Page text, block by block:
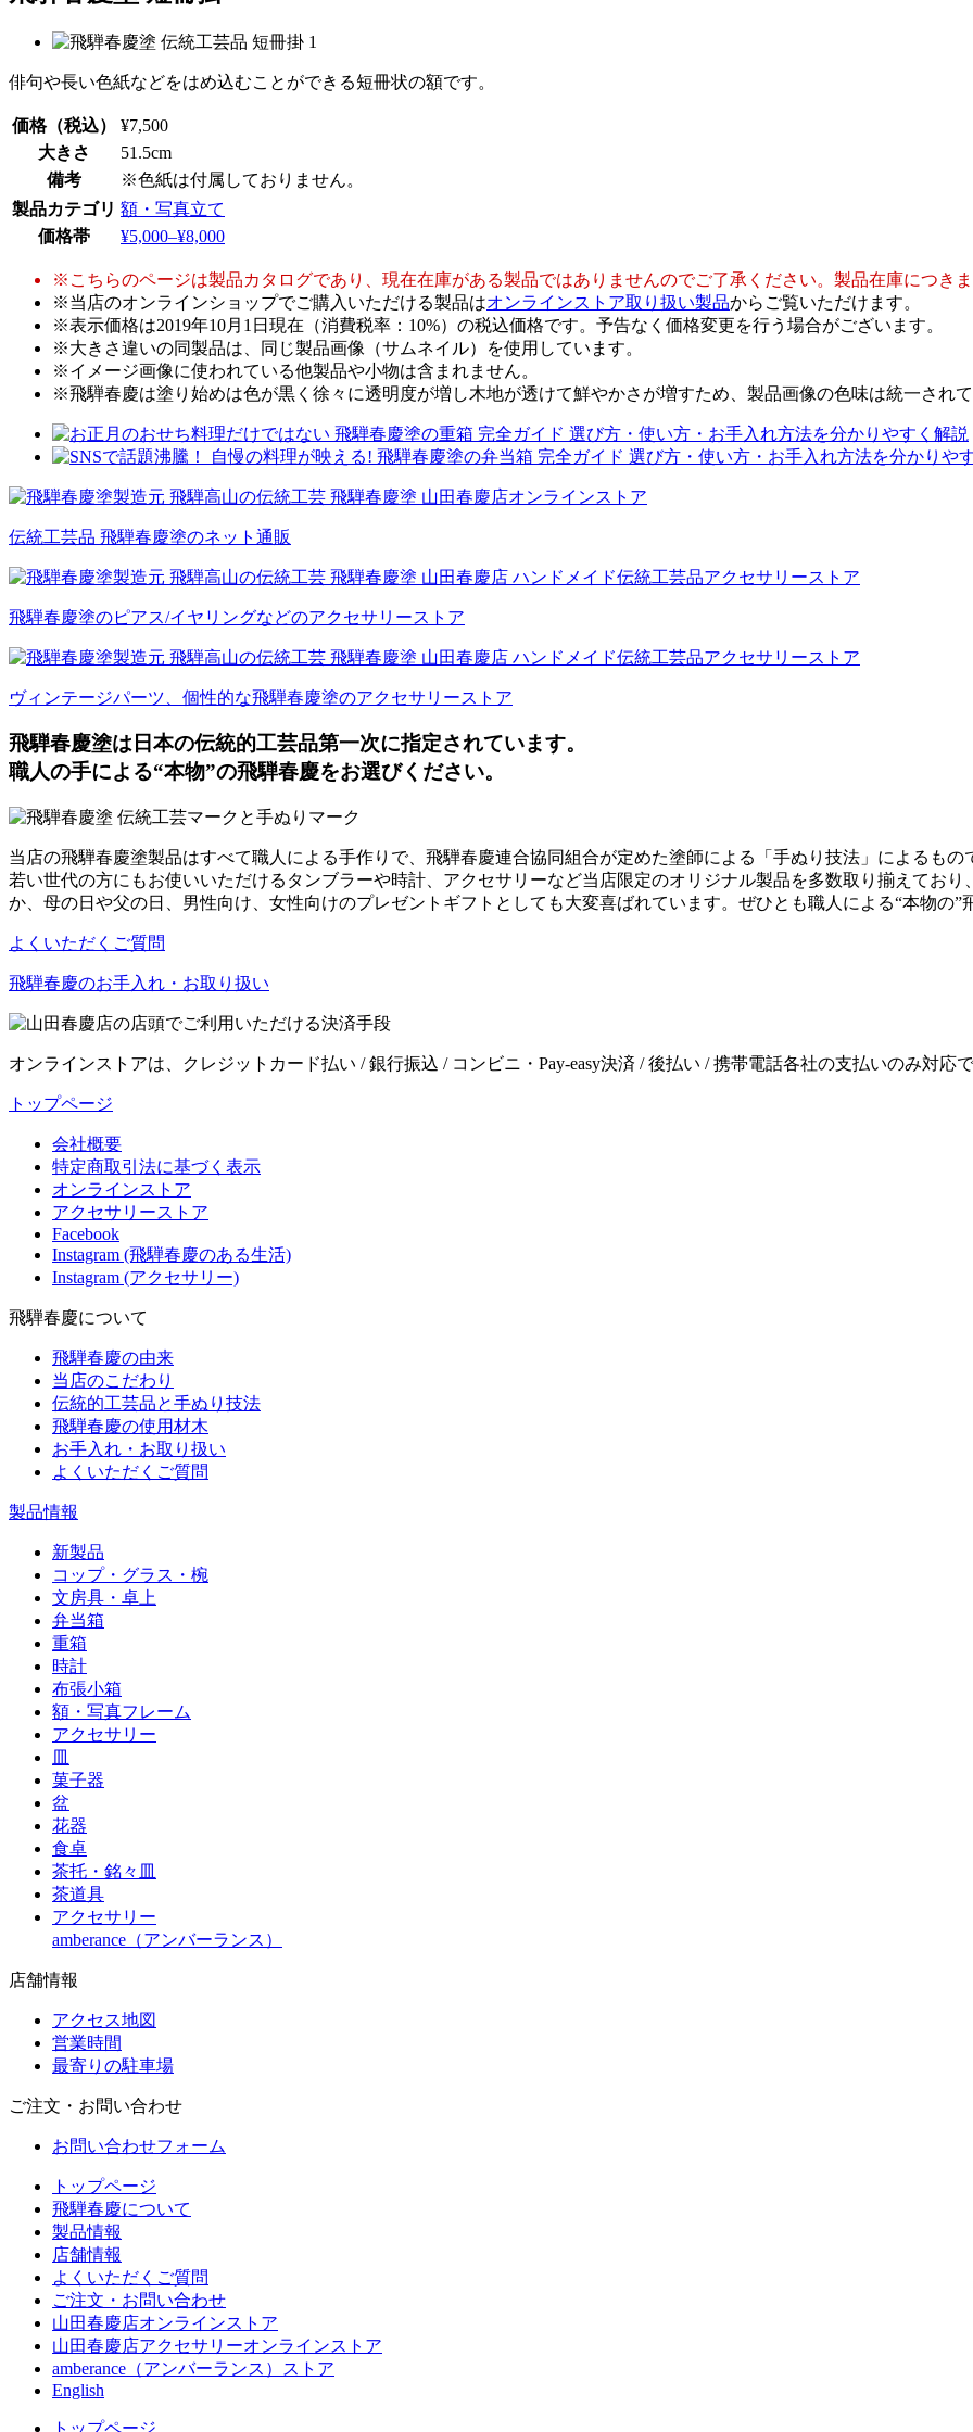
俳句や長い色紙などをはめ込むことができる短冊状の額です。
価格（税込）
¥7,500
大きさ
51.5cm
備考
※色紙は付属しておりません。
製品カテゴリ 額・写真立て
価格帯
¥5,000–¥8,000
※こちらのページは製品カタログであり、現在在庫がある製品ではありませんのでご了承ください。製品在庫につき
※当店のオンラインショップでご購入いただける製品はオンラインストア取り扱い製品からご覧いただけます。
※表示価格は2019年10月1日現在（消費税率：10%）の税込価格です。予告なく価格変更を行う場合がございます。
※大きさ違いの同製品は、同じ製品画像（サムネイル）を使用しています。
※イメージ画像に使われている他製品や小物は含まれません。
※飛騨春慶は塗り始めは色が黒く徐々に透明度が増し木地が透けて鮮やかさが増すため、製品画像の色味は統一され
伝統工芸品 飛騨春慶塗のネット通販
飛騨春慶塗のピアス/イヤリングなどのアクセサリーストア
ヴィンテージパーツ、個性的な飛騨春慶塗のアクセサリーストア
飛騨春慶塗は日本の伝統的工芸品第一次に指定されています。
職人の手による“本物”の飛騨春慶をお選びください。
当店の飛騨春慶塗製品はすべて職人による手作りで、飛騨春慶連合協同組合が定めた塗師による「手ぬり技法」によるもの
若い世代の方にもお使いいただけるタンブラーや時計、アクセサリーなど当店限定のオリジナル製品を多数取り揃えてお
か、母の日や父の日、男性向け、女性向けのプレゼントギフトとしても大変喜ばれています。ぜひとも職人による“本物の”
よくいただくご質問
飛騨春慶のお手入れ・お取り扱い
オンラインストアは、クレジットカード払い / 銀行振込 / コンビニ・Pay-easy決済 / 後払い / 携帯電話各社の支払いのみ対応
トップページ
会社概要
特定商取引法に基づく表示
オンラインストア
アクセサリーストア
Facebook
Instagram (飛騨春慶のある生活)
Instagram (アクセサリー)
飛騨春慶について
飛騨春慶の由来
当店のこだわり
伝統的工芸品と手ぬり技法
飛騨春慶の使用材木
お手入れ・お取り扱い
よくいただくご質問
製品情報
新製品
コップ・グラス・椀
文房具・卓上
弁当箱
重箱
時計
布張小箱
額・写真フレーム
アクセサリー
皿
菓子器
盆
花器
食卓
茶托・銘々皿
茶道具
アクセサリー
amberance（アンバーランス）
店舗情報
アクセス地図
営業時間
最寄りの駐車場
ご注文・お問い合わせ
お問い合わせフォーム
トップページ
飛騨春慶について
製品情報
店舗情報
よくいただくご質問
ご注文・お問い合わせ
山田春慶店オンラインストア
山田春慶店アクセサリーオンラインストア
amberance（アンバーランス）ストア
English